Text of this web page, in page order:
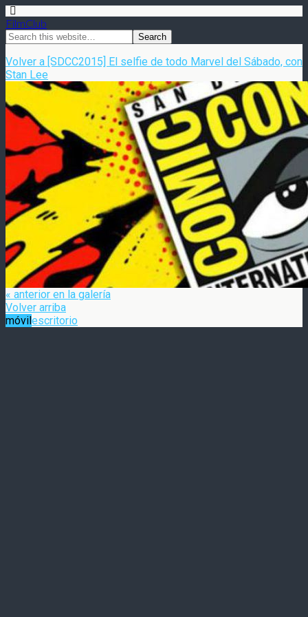
FilmClub
Volver a [SDCC2015] El selfie de todo Marvel del Sábado, con
Stan Lee
« anterior en la galería
Volver arriba
móvilescritorio